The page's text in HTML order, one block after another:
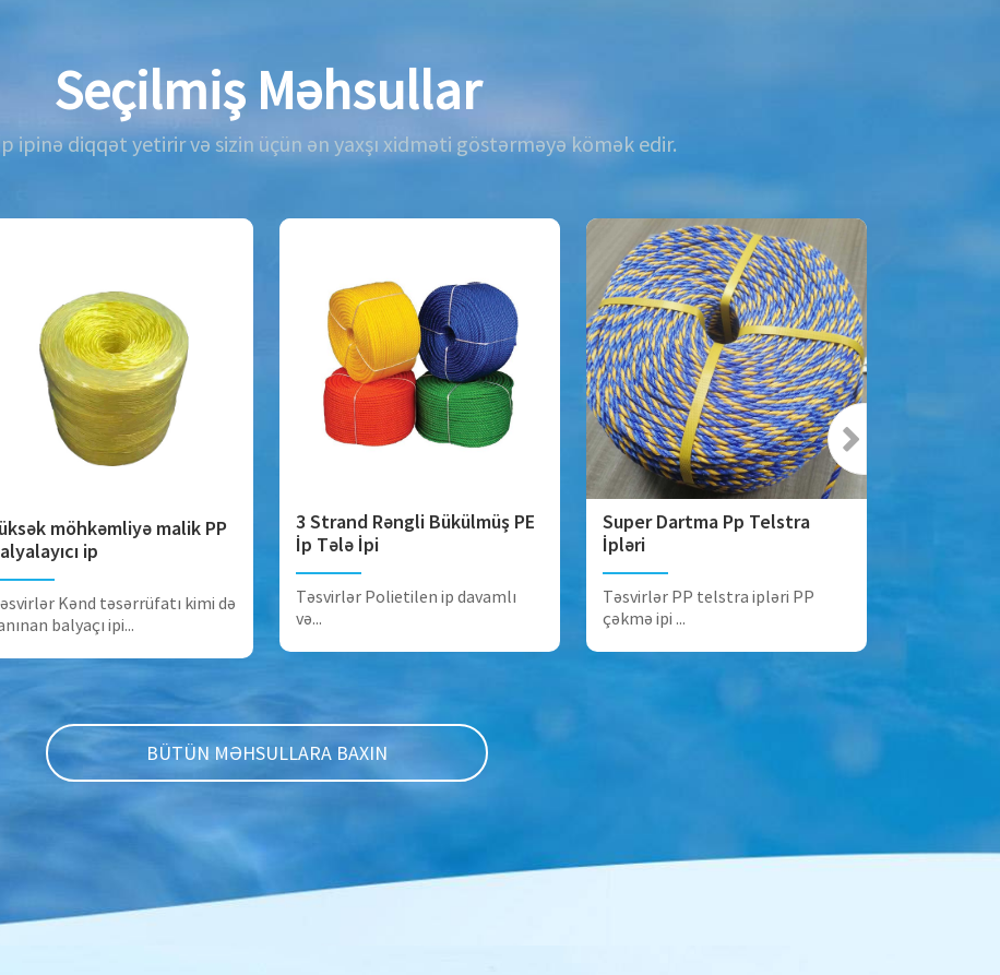
Seçilmiş Məhsullar
ipinə diqqət yetirir və sizin üçün ən yaxşı xidməti göstərməyə kömək edir.
möhkəmliyə malik PP
ip
Kənd təsərrüfatı kimi də
balyaçı ipi...
3 Strand Rəngli Bükülmüş PE
İp Tələ İpi
Təsvirlər Polietilen ip davamlı
və...
Super Dartma Pp Telstra
İpləri
Təsvirlər PP telstra ipləri PP
çəkmə ipi ...
BÜTÜN MƏHSULLARA BAXIN